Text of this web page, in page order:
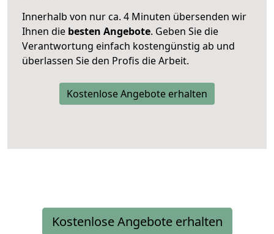
Innerhalb von nur ca. 4 Minuten übersenden wir
Ihnen die besten Angebote. Geben Sie die
Verantwortung einfach kostengünstig ab und
überlassen Sie den Profis die Arbeit.
Kostenlose Angebote erhalten
Kostenlose Angebote erhalten